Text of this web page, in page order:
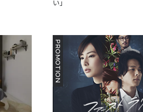
い」
PROMOTION